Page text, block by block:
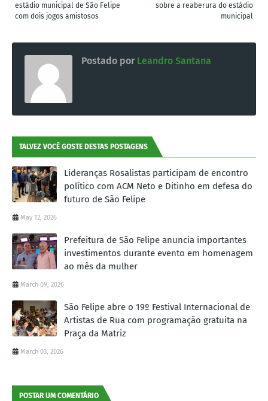
sobre a reaberura do estádio
municipal
estádio municipal de São Felipe
com dois jogos amistosos
Postado por Leandro Santana
TALVEZ VOCÊ GOSTE DESTAS POSTAGENS
Lideranças Rosalistas participam de encontro
político com ACM Neto e Ditinho em defesa do
futuro de São Felipe
May 12, 2026
Prefeitura de São Felipe anuncia importantes
investimentos durante evento em homenagem
ao mês da mulher
March 09, 2026
São Felipe abre o 19º Festival Internacional de
Artistas de Rua com programação gratuita na
Praça da Matriz
March 03, 2026
POSTAR UM COMENTÁRIO